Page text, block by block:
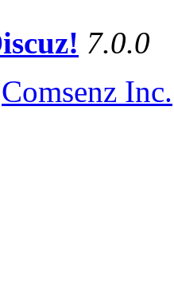
7.0.0
Comsenz Inc.